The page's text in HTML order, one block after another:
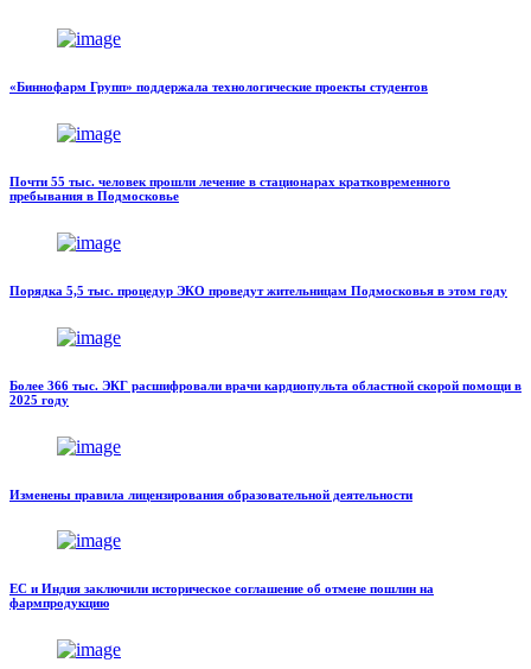
«Биннофарм Групп» поддержала технологические проекты студентов
Почти 55 тыс. человек прошли лечение в стационарах кратковременного
пребывания в Подмосковье
Порядка 5,5 тыс. процедур ЭКО проведут жительницам Подмосковья в этом году
Более 366 тыс. ЭКГ расшифровали врачи кардиопульта областной скорой помощи в
2025 году
Изменены правила лицензирования образовательной деятельности
ЕС и Индия заключили историческое соглашение об отмене пошлин на
фармпродукцию